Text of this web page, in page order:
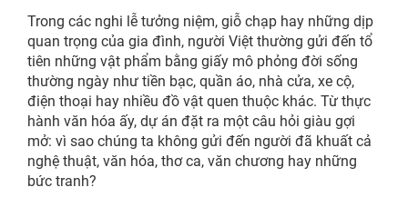
Trong các nghi lễ tưởng niệm, giỗ chạp hay những dịp
quan trọng của gia đình, người Việt thường gửi đến tổ
tiên những vật phẩm bằng giấy mô phỏng đời sống
thường ngày như tiền bạc, quần áo, nhà cửa, xe cộ,
điện thoại hay nhiều đồ vật quen thuộc khác. Từ thực
hành văn hóa ấy, dự án đặt ra một câu hỏi giàu gợi
mở: vì sao chúng ta không gửi đến người đã khuất cả
nghệ thuật, văn hóa, thơ ca, văn chương hay những
bức tranh?